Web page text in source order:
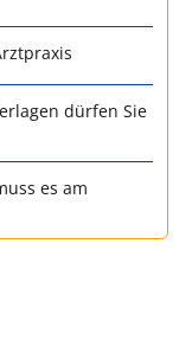
dürfen Sie
es am